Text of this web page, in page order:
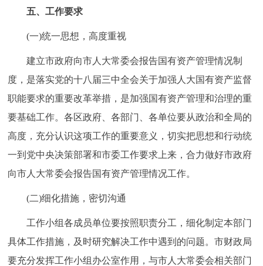
五、工作要求
(一)统一思想，高度重视
建立市政府向市人大常委会报告国有资产管理情况制
度，是落实党的十八届三中全会关于加强人大国有资产监督
职能要求的重要改革举措，是加强国有资产管理和治理的重
要基础工作。各区政府、各部门、各单位要从政治和全局的
高度，充分认识这项工作的重要意义，切实把思想和行动统
一到党中央决策部署和市委工作要求上来，合力做好市政府
向市人大常委会报告国有资产管理情况工作。
(二)细化措施，密切沟通
工作小组各成员单位要按照职责分工，细化制定本部门
具体工作措施，及时研究解决工作中遇到的问题。市财政局
要充分发挥工作小组办公室作用，与市人大常委会相关部门